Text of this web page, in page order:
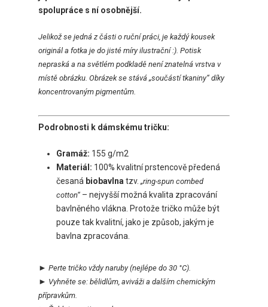
spolupráce s ní osobnější.
Jelikož se jedná z části o ruční práci, je každý kousek
originál a fotka je do jisté míry ilustrační :). Potisk
nepraská a na světlém podkladě není znatelná vrstva v
místě obrázku. Obrázek se stává „součástí tkaniny“ díky
koncentrovaným pigmentům.
Podrobnosti k dámskému tričku:
Gramáž: 155 g/m2
Materiál: 100% kvalitní prstencově předená
česaná biobavlna tzv. „ring-spun combed
cotton“ – nejvyšší možná kvalita zpracování
bavlněného vlákna. Protože tričko může být
pouze tak kvalitní, jako je způsob, jakým je
bavlna zpracována.
► Perte tričko vždy naruby(nejlépe do 30 °C).
► Vyhněte se: bělidlům, aviváži a dalším chemickým
přípravkům.